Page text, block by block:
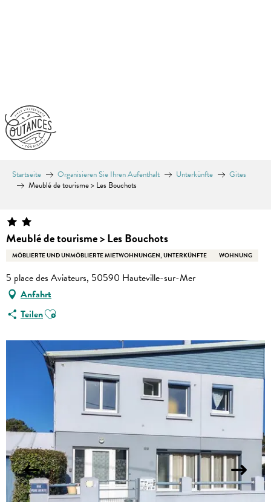
Startseite Organisieren Sie Ihren Aufenthalt Unterkünfte
Gites
Meublé de tourisme > Les Bouchots
Meublé de tourisme > Les Bouchots
MÖBLIERTE UND UNMÖBLIERTE MIETWOHNUNGEN, UNTERKÜNFTE WOHNUNG
5 place des Aviateurs, 50590 Hauteville-sur-Mer
Anfahrt
TeilenAjouter aux favoris